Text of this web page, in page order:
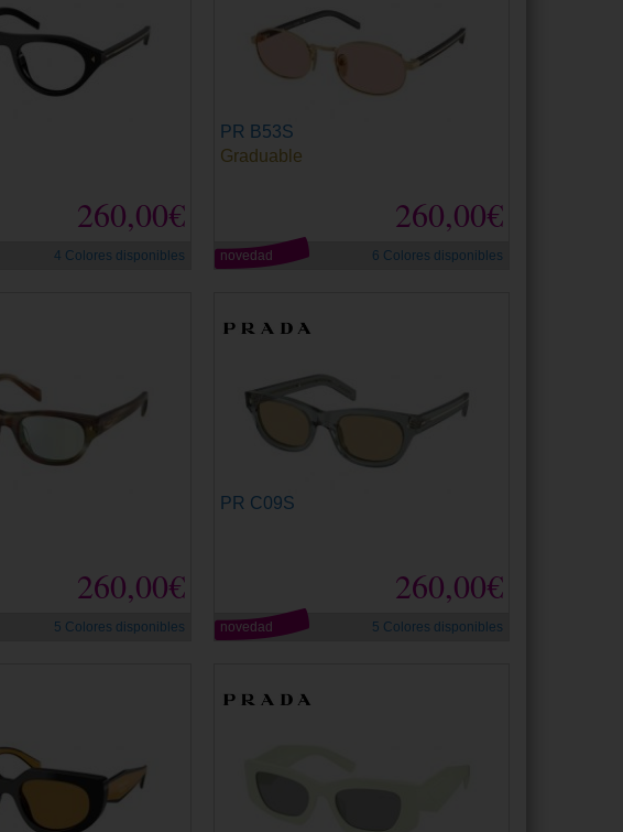
260,00€
4 Colores disponibles
PR B53S
260,00€
Graduable
novedad 6 Colores disponibles
260,00€
5 Colores disponibles
PR C09S
260,00€
novedad 5 Colores disponibles